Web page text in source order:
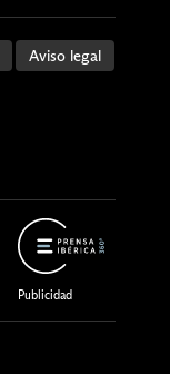
Aviso legal